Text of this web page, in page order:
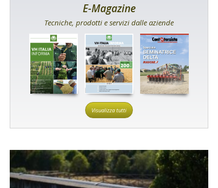
E-Magazine
Tecniche, prodotti e servizi dalle aziende
Visualizza tutti